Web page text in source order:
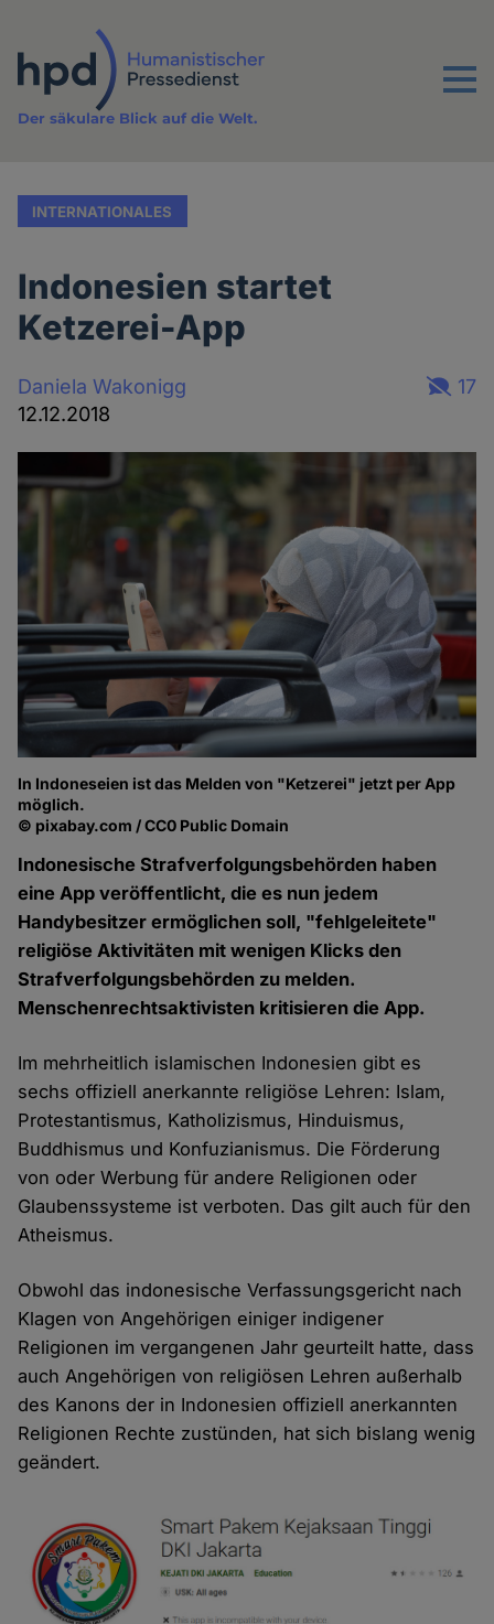
Inhalt
Menu
Der säkulare Blick auf die Welt.
INTERNATIONALES
Indonesien startet
Ketzerei-App
Daniela Wakonigg
12.12.2018
17
In Indoneseien ist das Melden von "Ketzerei" jetzt per App
möglich.
© pixabay.com / CC0 Public Domain
Indonesische Strafverfolgungsbehörden haben
eine App veröffentlicht, die es nun jedem
Handybesitzer ermöglichen soll, "fehlgeleitete"
religiöse Aktivitäten mit wenigen Klicks den
Strafverfolgungsbehörden zu melden.
Menschenrechtsaktivisten kritisieren die App.
Im mehrheitlich islamischen Indonesien gibt es
sechs offiziell anerkannte religiöse Lehren: Islam,
Protestantismus, Katholizismus, Hinduismus,
Buddhismus und Konfuzianismus. Die Förderung
von oder Werbung für andere Religionen oder
Glaubenssysteme ist verboten. Das gilt auch für den
Atheismus.
Obwohl das indonesische Verfassungsgericht nach
Klagen von Angehörigen einiger indigener
Religionen im vergangenen Jahr geurteilt hatte, dass
auch Angehörigen von religiösen Lehren außerhalb
des Kanons der in Indonesien offiziell anerkannten
Religionen Rechte zustünden, hat sich bislang wenig
geändert.